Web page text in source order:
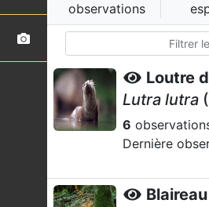
observations
Loutre
Lutra lutra
6
Dernière